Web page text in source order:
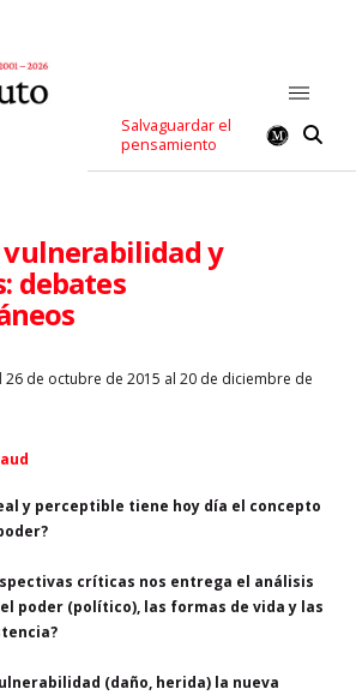
Salvaguardar el
pensamiento
y
debates
26 de octubre de 2015 al 20 de diciembre de
y perceptible tiene hoy día el concepto
críticas nos entrega el análisis
poder (político), las formas de vida y las
(daño, herida) la nueva